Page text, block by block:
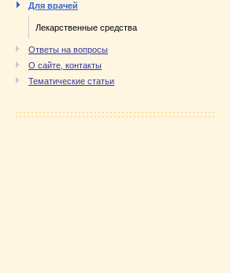
Для врачей
Лекарственные средства
Ответы на вопросы
О сайте, контакты
Тематические статьи